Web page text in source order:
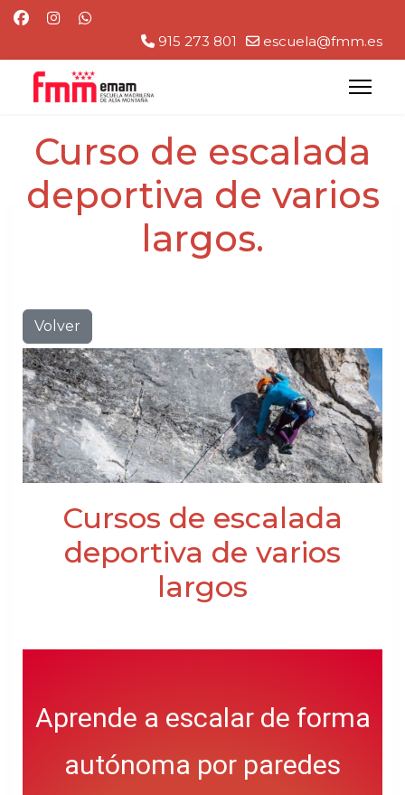
915 273 801 escuela@fmm.es
Curso de escalada
deportiva de varios
largos.
Volver
Cursos de escalada
deportiva de varios
largos
Aprende a escalar de forma
autónoma por paredes